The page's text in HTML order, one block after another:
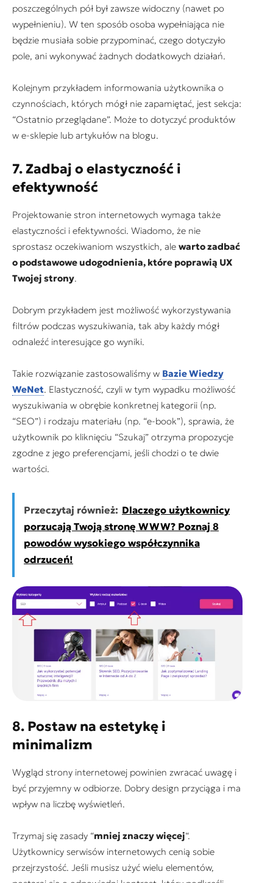
poszczególnych pół był zawsze widoczny (nawet po
wypełnieniu). W ten sposób osoba wypełniająca nie
będzie musiała sobie przypominać, czego dotyczyło
pole, ani wykonywać żadnych dodatkowych działań.
Kolejnym przykładem informowania użytkownika o
czynnościach, których mógł nie zapamiętać, jest sekcja:
“Ostatnio przeglądane”. Może to dotyczyć produktów
w e-sklepie lub artykułów na blogu.
7. Zadbaj o elastyczność i
efektywność
Projektowanie stron internetowych wymaga także
elastyczności i efektywności. Wiadomo, że nie
sprostasz oczekiwaniom wszystkich, ale warto zadbać
o podstawowe udogodnienia, które poprawią UX
Twojej strony.
Dobrym przykładem jest możliwość wykorzystywania
filtrów podczas wyszukiwania, tak aby każdy mógł
odnaleźć interesujące go wyniki.
Takie rozwiązanie zastosowaliśmy w Bazie Wiedzy
WeNet. Elastyczność, czyli w tym wypadku możliwość
wyszukiwania w obrębie konkretnej kategorii (np.
“SEO”) i rodzaju materiału (np. “e-book”), sprawia, że
użytkownik po kliknięciu “Szukaj” otrzyma propozycje
zgodne z jego preferencjami, jeśli chodzi o te dwie
wartości.
Przeczytaj również: Dlaczego użytkownicy
porzucają Twoją stronę WWW? Poznaj 8
powodów wysokiego współczynnika
odrzuceń!
8. Postaw na estetykę i
minimalizm
Wygląd strony internetowej powinien zwracać uwagę i
być przyjemny w odbiorze. Dobry design przyciąga i ma
wpływ na liczbę wyświetleń.
Trzymaj się zasady “mniej znaczy więcej“.
Użytkownicy serwisów internetowych cenią sobie
przejrzystość. Jeśli musisz użyć wielu elementów,